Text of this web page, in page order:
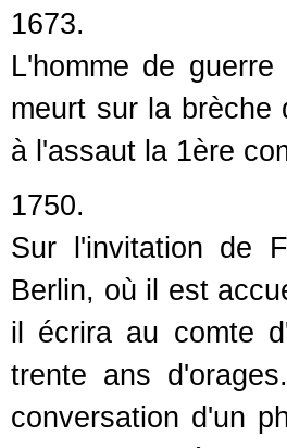
1673.
L'homme de
meurt sur la brèche
à l'assaut la 1ère
1750.
Sur l'invitation de
Berlin, où il est
il écrira au comte
trente ans
conversation d'un